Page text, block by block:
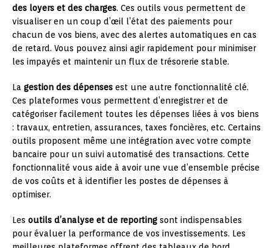
des loyers et des charges. Ces outils vous permettent de
visualiser en un coup d’œil l’état des paiements pour
chacun de vos biens, avec des alertes automatiques en cas
de retard. Vous pouvez ainsi agir rapidement pour minimiser
les impayés et maintenir un flux de trésorerie stable.
La gestion des dépenses est une autre fonctionnalité clé.
Ces plateformes vous permettent d’enregistrer et de
catégoriser facilement toutes les dépenses liées à vos biens
: travaux, entretien, assurances, taxes foncières, etc. Certains
outils proposent même une intégration avec votre compte
bancaire pour un suivi automatisé des transactions. Cette
fonctionnalité vous aide à avoir une vue d’ensemble précise
de vos coûts et à identifier les postes de dépenses à
optimiser.
Les outils d’analyse et de reporting sont indispensables
pour évaluer la performance de vos investissements. Les